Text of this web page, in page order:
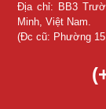
Địa chỉ: BB3
Minh, Việt Nam.
(Đc cũ: Phường